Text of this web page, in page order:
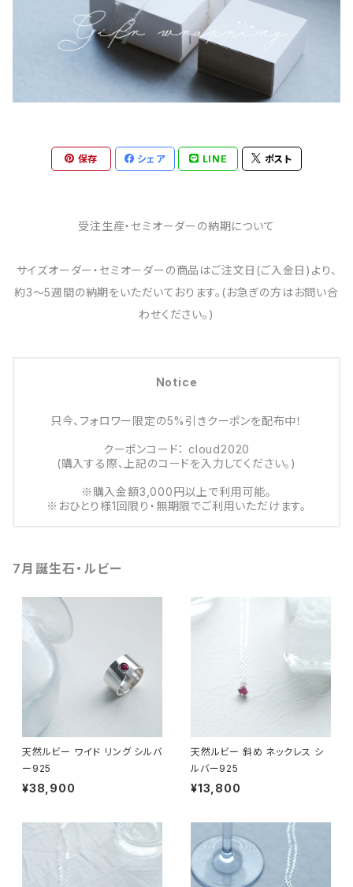
保存 シェア LINE ポスト
受注生産・セミオーダーの納期について
サイズオーダー・セミオーダーの商品はご注文日(ご入金日)より、
約3～5週間の納期をいただいております。(お急ぎの方はお問い合
わせください。)
Notice
只今、フォロワー限定の5%引きクーポンを配布中！
クーポンコード： cloud2020
(購入する際、上記のコードを入力してください。)
※購入金額3,000円以上で利用可能。
※おひとり様1回限り・無期限でご利用いただけます。
7月誕生石・ルビー
天然ルビー ワイド リング シルバ
ー925
¥38,900
天然ルビー 斜め ネックレス シ
ルバー925
¥13,800